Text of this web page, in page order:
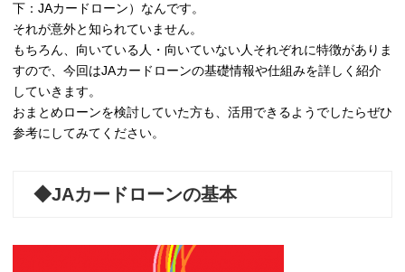
下：JAカードローン）なんです。
それが意外と知られていません。
もちろん、向いている人・向いていない人それぞれに特徴がありま
すので、今回はJAカードローンの基礎情報や仕組みを詳しく紹介
していきます。
おまとめローンを検討していた方も、活用できるようでしたらぜひ
参考にしてみてください。
◆JAカードローンの基本